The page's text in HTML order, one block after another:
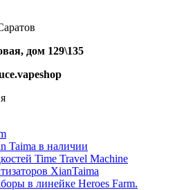
дом 129\135
Taima в наличии
Time Travel Machine
XianTaima
в линейке Heroes Farm.